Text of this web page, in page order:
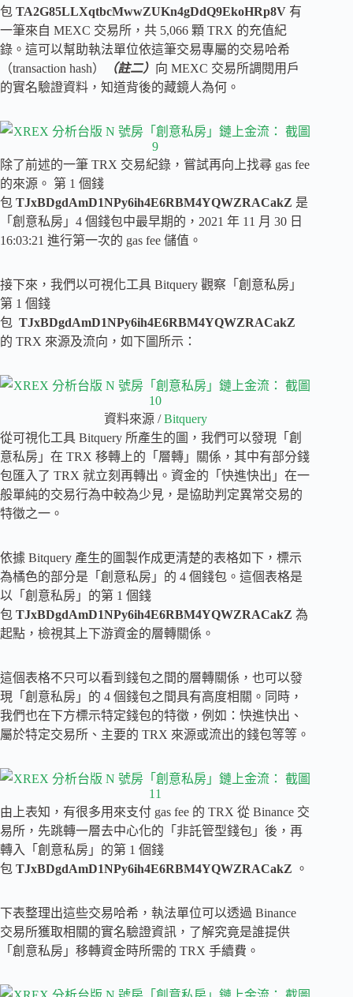
包 TA2G85LLXqtbcMwwZUKn4gDdQ9EkoHRp8V 有
一筆來自 MEXC 交易所，共 5,066 顆 TRX 的充值紀
錄。這可以幫助執法單位依這筆交易專屬的交易哈希
（transaction hash）
（註二） 向 MEXC 交易所調閱用戶
的實名驗證資料，知道背後的藏鏡人為何。
除了前述的一筆 TRX 交易紀錄，嘗試再向上找尋 gas fee
的來源。 第 1 個錢
包 TJxBDgdAmD1NPy6ih4E6RBM4YQWZRACakZ 是
「創意私房」4 個錢包中最早期的，2021 年 11 月 30 日
16:03:21 進行第一次的 gas fee 儲值。
接下來，我們以可視化工具 Bitquery 觀察「創意私房」
第 1 個錢
包 TJxBDgdAmD1NPy6ih4E6RBM4YQWZRACakZ
的 TRX 來源及流向，如下圖所示：
資料來源 /Bitquery
從可視化工具 Bitquery 所產生的圖，我們可以發現「創
意私房」在 TRX 移轉上的「層轉」關係，其中有部分錢
包匯入了 TRX 就立刻再轉出。資金的「快進快出」在一
般單純的交易行為中較為少見，是協助判定異常交易的
特徵之一。
依據 Bitquery 產生的圖製作成更清楚的表格如下，標示
為橘色的部分是「創意私房」的 4 個錢包。這個表格是
以「創意私房」的第 1 個錢
包 TJxBDgdAmD1NPy6ih4E6RBM4YQWZRACakZ 為
起點，檢視其上下游資金的層轉關係。
這個表格不只可以看到錢包之間的層轉關係，也可以發
現「創意私房」的 4 個錢包之間具有高度相關。同時，
我們也在下方標示特定錢包的特徵，例如：快進快出、
屬於特定交易所、主要的 TRX 來源或流出的錢包等等。
由上表知，有很多用來支付 gas fee 的 TRX 從 Binance 交
易所，先跳轉一層去中心化的「非託管型錢包」後，再
轉入「創意私房」的第 1 個錢
包 TJxBDgdAmD1NPy6ih4E6RBM4YQWZRACakZ 。
下表整理出這些交易哈希，執法單位可以透過 Binance
交易所獲取相關的實名驗證資訊，了解究竟是誰提供
「創意私房」移轉資金時所需的 TRX 手續費。